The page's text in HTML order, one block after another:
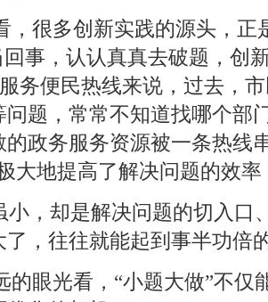
，很多创新实践的源头，正
回事，认认真真去破题，创
务便民热线来说，过去，
问题，常常不知道找哪个部
的政务服务资源被一条热线
大地提高了解决问题的效
小，却是解决问题的切入口
了，往往就能起到事半功倍
的眼光看，“小题大做”不仅